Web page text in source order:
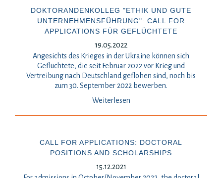
DOKTORANDENKOLLEG "ETHIK UND GUTE
UNTERNEHMENSFÜHRUNG": CALL FOR
APPLICATIONS FÜR GEFLÜCHTETE
19.05.2022
Angesichts des Krieges in der Ukraine können sich
Geflüchtete, die seit Februar 2022 vor Krieg und
Vertreibung nach Deutschland geflohen sind, noch bis
zum 30. September 2022 bewerben.
Weiterlesen
CALL FOR APPLICATIONS: DOCTORAL
POSITIONS AND SCHOLARSHIPS
15.12.2021